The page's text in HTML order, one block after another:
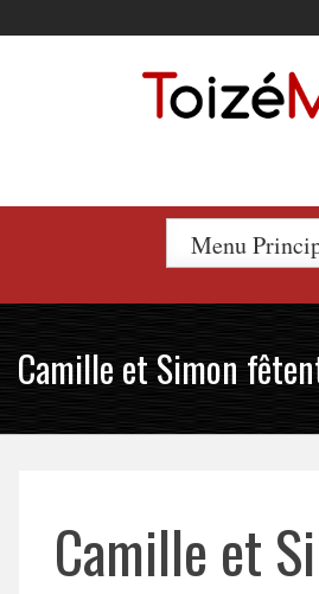
to
Menu
Camille et Simon
Camille et